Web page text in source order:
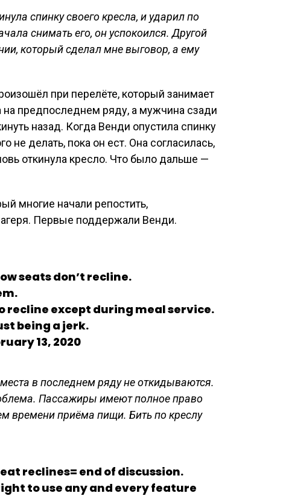
спинку своего кресла, и ударил по
снимать его, он успокоился. Другой
который сделал мне выговор, а ему
при перелёте, который занимает
на предпоследнем ряду, а мужчина сзади
назад. Когда Венди опустила спинку
не делать, пока он ест. Она согласилась,
откинула кресло. Что было дальше —
многие начали репостить,
Первые поддержали Венди.
seats don’t recline.
recline except during meal service.
being a jerk.
13, 2020
в последнем ряду не откидываются.
Пассажиры имеют полное право
времени приёма пищи. Бить по креслу
reclines= end of discussion.
to use any and every feature